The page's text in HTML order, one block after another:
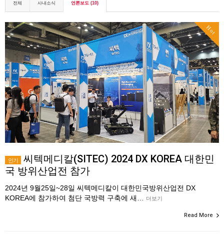
전체 사내소식 언론보도 (10)
Hot
인기
씨텍메디칼(SITEC) 2024 DX KOREA 대한민
국 방위산업전 참가
2024년 9월25일~28일 씨텍메디칼이 대한민국방위산업전 DX
KOREA에 참가하여 첨단 국방력 구축에 새…
더보기
Read More